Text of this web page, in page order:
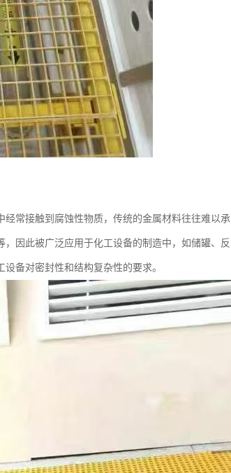
常接触到腐蚀性物质，传统的金属材料往往难以承
因此被广泛应用于化工设备的制造中，如储罐、反
备对密封性和结构复杂性的要求。